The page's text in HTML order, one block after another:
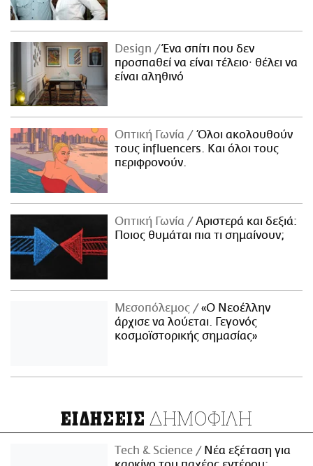
Design
Ένα σπίτι που δεν
προσπαθεί να είναι τέλειο· θέλει να
είναι αληθινό
Οπτική Γωνία
Όλοι ακολουθούν
τους influencers. Και όλοι τους
περιφρονούν.
Οπτική Γωνία
Αριστερά και δεξιά:
Ποιος θυμάται πια τι σημαίνουν;
Μεσοπόλεμος
«Ο Νεοέλλην
άρχισε να λούεται. Γεγονός
κοσμοϊστορικής σημασίας»
ΕΙΔΗΣΕΙΣ ΔΗΜΟΦΙΛΗ
Τech & Science
Νέα εξέταση για